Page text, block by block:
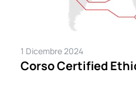
1 Dicembre 2024
Corso Certified